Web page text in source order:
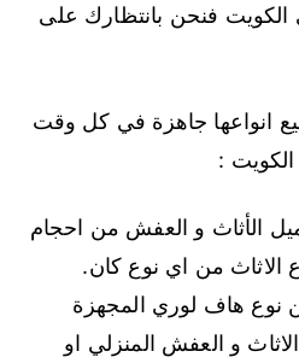
الكويت فنحن بانتظارك على
انواعها جاهزة في كل وقت
الكويت :
الأثاث و العفش من احجام
الاثاث من اي نوع كان.
نوع هاف لوري المجهزة
و العفش المنزلي او